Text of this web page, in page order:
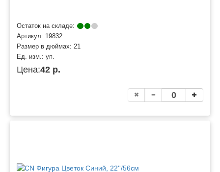
Остаток на складе:
Артикул: 19832
Размер в дюймах: 21
Ед. изм.: уп.
Цена:42 р.